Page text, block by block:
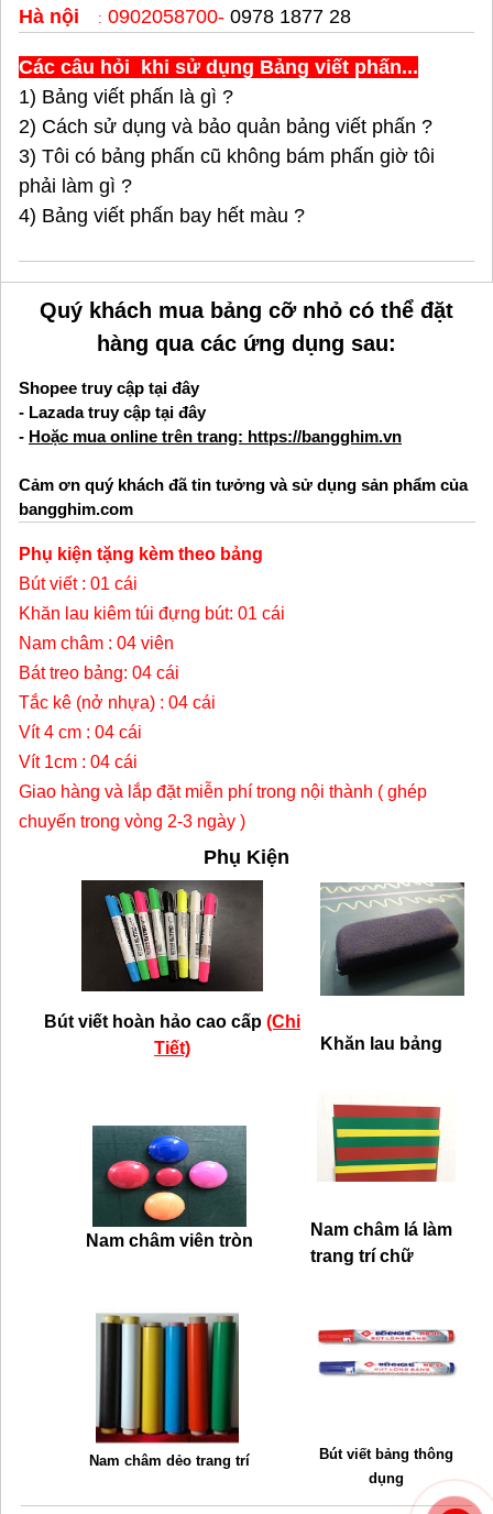
Hà nội
: 0902058700- 0978 1877 28
Các câu hỏi khi sử dụng Bảng viết phấn...
1) Bảng viết phấn là gì ?
2) Cách sử dụng và bảo quản bảng viết phấn ?
3) Tôi có bảng phấn cũ không bám phấn giờ tôi
phải làm gì ?
4) Bảng viết phấn bay hết màu ?
Quý khách mua bảng cỡ nhỏ có thể đặt
hàng qua các ứng dụng sau:
Shopee truy cập tại đây
- Lazadatruy cập tại đây
- Hoặc mua online trên trang: https://bangghim.vn
Cảm ơn quý khách đã tin tưởng và sử dụng sản phẩm của
bangghim.com
Phụ kiện tặng kèm theo bảng
Bút viết : 01 cái
Khăn lau kiêm túi đựng bút: 01 cái
Nam châm : 04 viên
Bát treo bảng: 04 cái
Tắc kê (nở nhựa) : 04 cái
Vít 4 cm : 04 cái
Vít 1cm : 04 cái
Giao hàng và lắp đặt miễn phí trong nội thành ( ghép
chuyến trong vòng 2-3 ngày )
Phụ Kiện
Bút viết hoàn hảo cao cấp (Chi
Tiết)
Khăn lau bảng
Nam châm viên tròn
Nam châm lá làm
trang trí chữ
Nam châm dẻo trang trí
Bút viết bảng thông
dụng